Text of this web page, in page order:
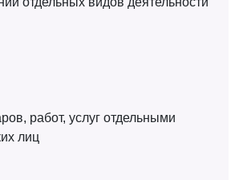
работ, услуг отдельными
лиц